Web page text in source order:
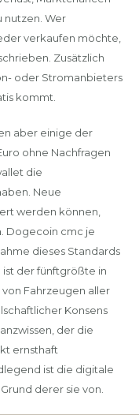
nutzen. Wer
verkaufen möchte,
Zusätzlich
oder Stromanbieters
kommt.
aber einige der
ohne Nachfragen
die
Neue
werden können,
Dogecoin cmc je
dieses Standards
der fünftgrößte in
Fahrzeugen aller
Konsens
der die
ernsthaft
ist die digitale
derer sie von.